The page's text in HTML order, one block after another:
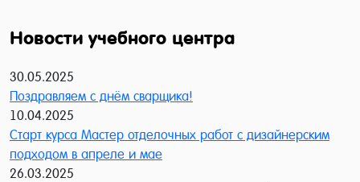
Новости учебного центра
30.05.2025
Поздравляем с днём сварщика!
10.04.2025
Старт курса Мастер отделочных работ с дизайнерским
подходом в апреле и мае
26.03.2025